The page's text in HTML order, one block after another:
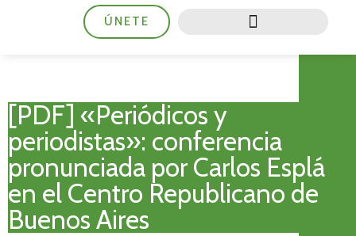
ÚNETE
[PDF] «Periódicos y
periodistas»: conferencia
pronunciada por Carlos Esplá
en el Centro Republicano de
Buenos Aires